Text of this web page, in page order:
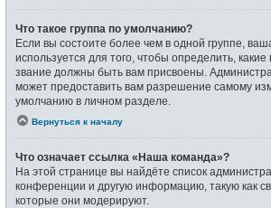
Что такое группа по умолчанию?
Если вы состоите более чем в одной группе,
используется для того, чтобы определить, какие
звание должны быть вам присвоены.
может предоставить вам разрешение самому
умолчанию в личном разделе.
Вернуться к началу
Что означает ссылка «Наша команда»?
На этой странице вы найдёте список
конференции и другую информацию, такую как
которые они модерируют.